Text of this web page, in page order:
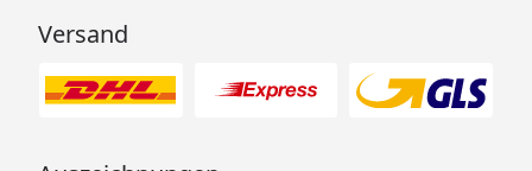
Versand